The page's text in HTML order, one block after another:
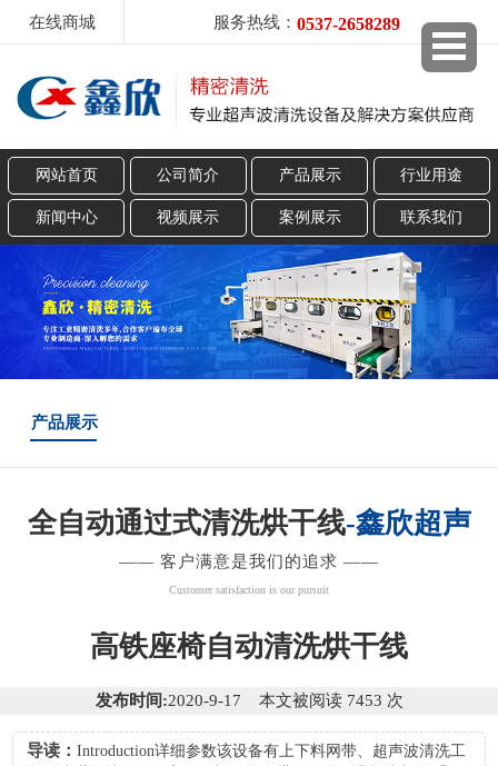
在线商城 服务热线： 0537-2658289
网站首页 公司简介 产品展示 行业用途
新闻中心 视频展示 案例展示 联系我们
产品展示
全自动通过式清洗烘干线-鑫欣超声
—— 客户满意是我们的追求 ——
Customer satisfaction is our pursuit
高铁座椅自动清洗烘干线
发布时间:2020-9-17 本文被阅读 7453 次
导读：Introduction详细参数该设备有上下料网带、超声波清洗工